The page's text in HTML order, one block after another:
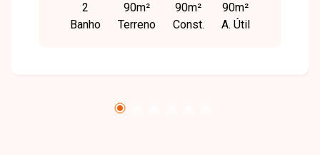
2
Banho
90m²
Terreno
90m²
Const.
90m²
A. Útil